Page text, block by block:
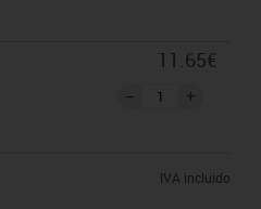
11.65€
IVA incluido